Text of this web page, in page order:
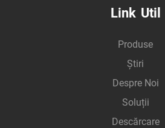
Link Util
Produse
Știri
Despre Noi
Soluții
Descărcare